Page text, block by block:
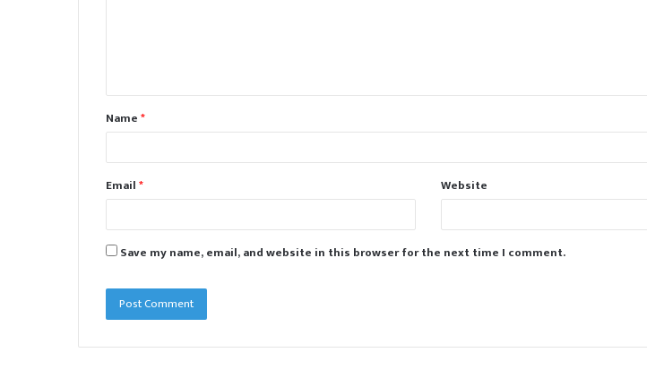
t
*Name*
Email* Website
Save my name, email, and website in this browser for the next time I comment.